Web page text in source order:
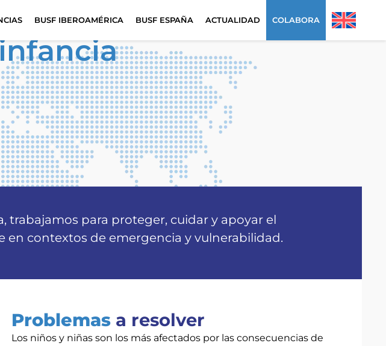
BUSF IBEROAMÉRICA BUSF ESPAÑA ACTUALIDAD COLABORA
trabajamos para proteger, cuidar y apoyar el
en contextos de emergencia y vulnerabilidad.
Problemas a resolver
Los niños y niñas son los más afectados por las consecuencias de